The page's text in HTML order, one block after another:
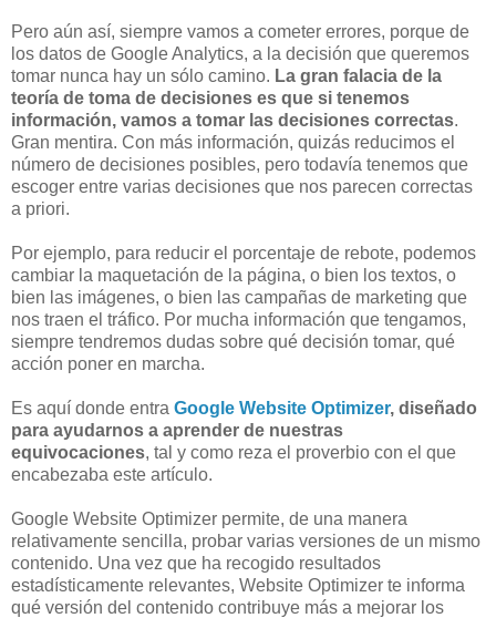
Pero aún así, siempre vamos a cometer errores, porque de
los datos de Google Analytics, a la decisión que queremos
tomar nunca hay un sólo camino. La gran falacia de la
teoría de toma de decisiones es que si tenemos
información, vamos a tomar las decisiones correctas.
Gran mentira. Con más información, quizás reducimos el
número de decisiones posibles, pero todavía tenemos que
escoger entre varias decisiones que nos parecen correctas
a priori.
Por ejemplo, para reducir el porcentaje de rebote, podemos
cambiar la maquetación de la página, o bien los textos, o
bien las imágenes, o bien las campañas de marketing que
nos traen el tráfico. Por mucha información que tengamos,
siempre tendremos dudas sobre qué decisión tomar, qué
acción poner en marcha.
Es aquí donde entra Google Website Optimizer, diseñado
para ayudarnos a aprender de nuestras
equivocaciones, tal y como reza el proverbio con el que
encabezaba este artículo.
Google Website Optimizer permite, de una manera
relativamente sencilla, probar varias versiones de un mismo
contenido. Una vez que ha recogido resultados
estadísticamente relevantes, Website Optimizer te informa
qué versión del contenido contribuye más a mejorar los